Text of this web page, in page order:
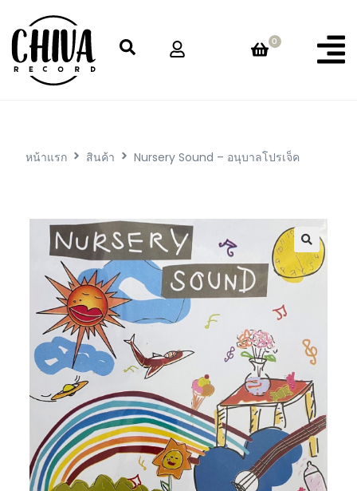
0
หน้าแรก สินค้า Nursery Sound – อนุบาลโปรเจ็ค